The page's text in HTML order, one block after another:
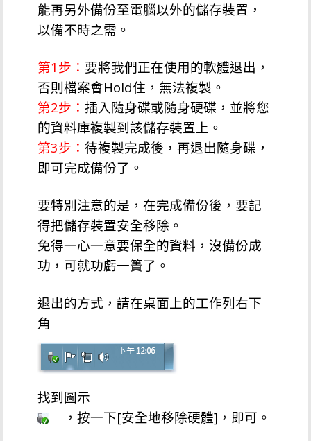
能再另外備份至電腦以外的儲存裝置，
以備不時之需。
第1步： 要將我們正在使用的軟體退出，
否則檔案會Hold住，無法複製。
第2步：插入隨身碟或隨身硬碟，並將您
的資料庫複製到該儲存裝置上。
第3步：待複製完成後，再退出隨身碟，
即可完成備份了。
要特別注意的是，在完成備份後，要記
得把儲存裝置安全移除。
免得一心一意要保全的資料，沒備份成
功，可就功虧一簣了。
退出的方式，請在桌面上的工作列右下
角
找到圖示
，按一下[安全地移除硬體]，即可。